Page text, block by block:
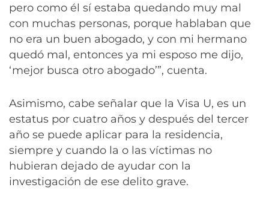
pero como él sí estaba quedando muy mal
con muchas personas, porque hablaban que
no era un buen abogado, y con mi hermano
quedó mal, entonces ya mi esposo me dijo,
‘mejor busca otro abogado’”, cuenta.
Asimismo, cabe señalar que la Visa U, es un
estatus por cuatro años y después del tercer
año se puede aplicar para la residencia,
siempre y cuando la o las víctimas no
hubieran dejado de ayudar con la
investigación de ese delito grave.